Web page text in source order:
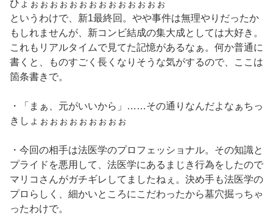
ひょぉぉぉぉぉぉぉぉぉぉぉぉぉぉ
というわけで、新1最終回。やや事件は無理やりだったか
もしれませんが、新コンビ結成の集大成としては大好き。
これもリアルタイムで見てた記憶があるなぁ。何か普通に
書くと、ものすごく長くなりそうな気がするので、ここは
箇条書きで。
・「まぁ、元がいいから」……その通りなんだよなぁちっ
きしょぉぉぉぉぉぉぉぉぉ
・今回の相手は法医学のプロフェッショナル。その知識と
プライドを悪用して、法医学にあるまじき行為をしたので
マリコさんがガチギレしてましたねぇ。決め手も法医学の
プロらしく、細かいところにこだわったから墓穴掘っちゃ
ったわけで。